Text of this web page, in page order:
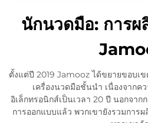
นักนวดมือ: การ
ตั้งแต่ปี 2019 Jamooz ได้ขยายขอบเ
เครื่องนวดมือชั้นนำ เนื่องจากค
อิเล็กทรอนิกส์เป็นเวลา 20 ปี นอกจา
การออกแบบแล้ว พวกเขายังรวมกา